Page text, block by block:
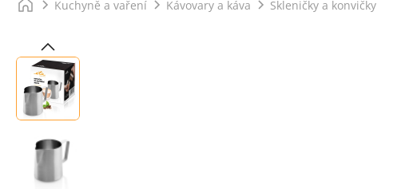
Kuchyně a vaření Kávovary a káva Skleničky a konvičky